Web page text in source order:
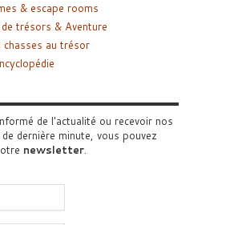
& escape rooms
de trésors & Aventure
chasses au trésor
de l'actualité ou recevoir nos
dernière minute, vous pouvez
newsletter.